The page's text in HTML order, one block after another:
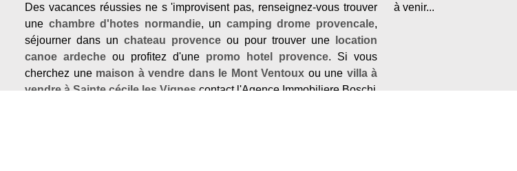
Des vacances réussies ne s 'improvisent pas, renseignez-vous trouver
une chambre d'hotes normandie, un camping drome provencale,
séjourner dans un chateau provence ou pour trouver une
location
canoe ardeche ou profitez d'une promo hotel provence. Si vous
cherchez une maison à vendre dans le Mont Ventoux ou une villa à
vendre à Sainte cécile les Vignes contact l'Agence Immobiliere Boschi
à venir...